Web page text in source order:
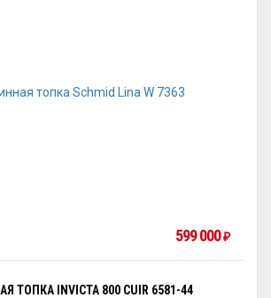
599 000₽
ТОПКА INVICTA 800 CUIR 6581-44